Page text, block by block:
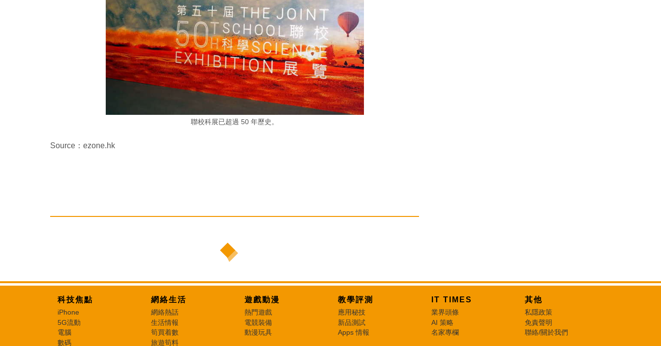
聯校科展已超過 50 年歷史。
Source：ezone.hk
科技焦點
iPhone
5G流動
電腦
數碼
網絡生活
網絡熱話
生活情報
筍買着數
旅遊筍料
遊戲動漫
熱門遊戲
電競裝備
動漫玩具
教學評測
應用秘技
新品測試
Apps 情報
IT TIMES
業界頭條
AI 策略
名家專欄
其他
私隱政策
免責聲明
聯絡/關於我們